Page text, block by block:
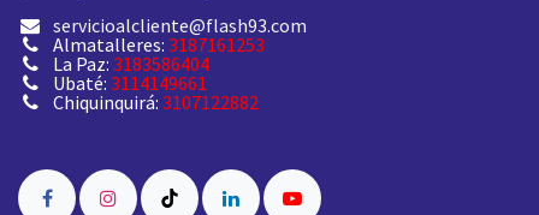
servicioalcliente@flash93.com
Almatalleres: 3187161253
La Paz: 3183586404
Ubaté: 3114149661
Chiquinquirá: 3107122882